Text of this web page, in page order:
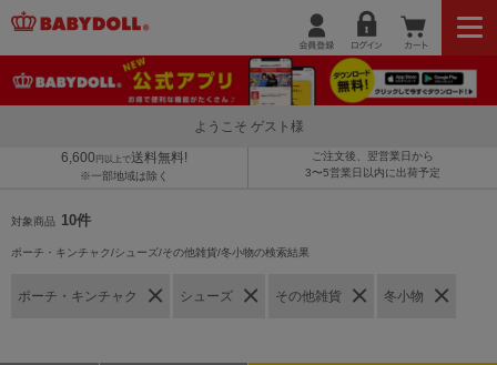
ようこそ ゲスト様
6,600 円以上で送料無料!
※一部地域は除く
ご注文後、翌営業日から
3〜5営業日以内に出荷予定
対象商品 10件
ポーチ・キンチャク/シューズ/その他雑貨/冬小物の検索結果
ポーチ・キンチャク シューズ その他雑貨 冬小物